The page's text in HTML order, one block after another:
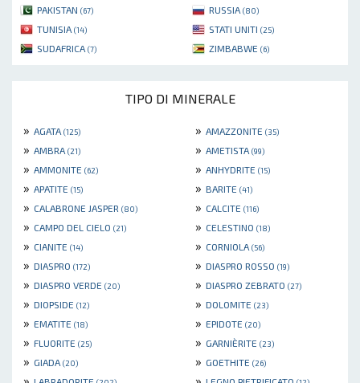
PAKISTAN (67) RUSSIA (80)
TUNISIA (14) STATI UNITI (25)
SUDAFRICA (7) ZIMBABWE (6)
TIPO DI MINERALE
» AGATA (125) » AMAZZONITE (35)
» AMBRA (21) » AMETISTA (99)
» AMMONITE (62) » ANHYDRITE (15)
» APATITE (15) » BARITE (41)
» CALABRONE JASPER (80) » CALCITE (116)
» CAMPO DEL CIELO (21) » CELESTINO (18)
» CIANITE (14) » CORNIOLA (56)
» DIASPRO (172) » DIASPRO ROSSO (19)
» DIASPRO VERDE (20) » DIASPRO ZEBRATO (27)
» DIOPSIDE (12) » DOLOMITE (23)
» EMATITE (18) » EPIDOTE (20)
» FLUORITE (25) » GARNIÈRITE (23)
» GIADA (20) » GOETHITE (26)
» »